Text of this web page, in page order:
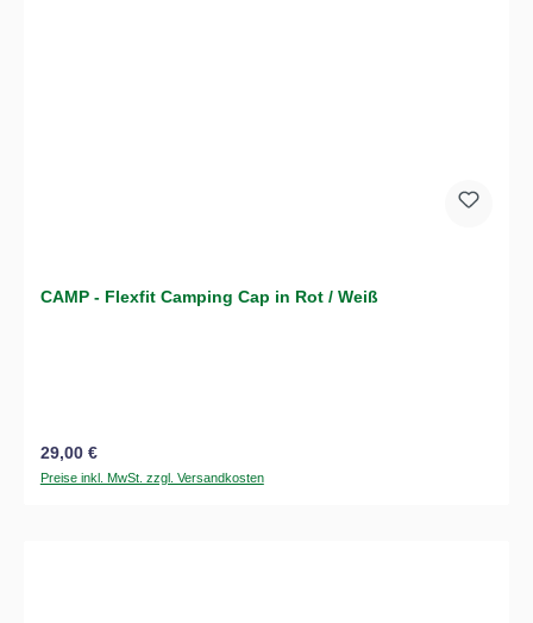
CAMP - Flexfit Camping Cap in Rot / Weiß
Regulärer Preis:
29,00 €
Preise inkl. MwSt. zzgl. Versandkosten